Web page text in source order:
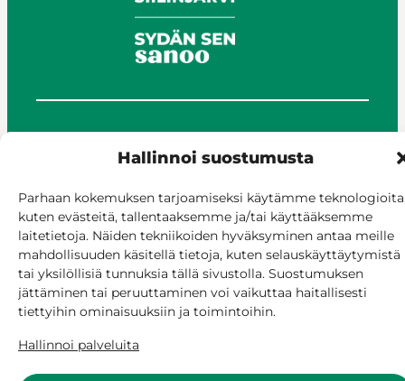
Hallinnoi suostumusta
Parhaan kokemuksen tarjoamiseksi käytämme
kuten evästeitä, tallentaaksemme ja/tai käyttääksemme
laitetietoja. Näiden tekniikoiden hyväksyminen antaa meille
mahdollisuuden käsitellä tietoja, kuten selauskäyttäytymistä
tai yksilöllisiä tunnuksia tällä sivustolla. Suostumuksen
jättäminen tai peruuttaminen voi vaikuttaa haitallisesti
tiettyihin ominaisuuksiin ja toimintoihin.
Hallinnoi palveluita
Anna palautetta
Laskutus ja maksaminen
Saavutettavuus
Evästekäytäntö
Hallitse suostumusta